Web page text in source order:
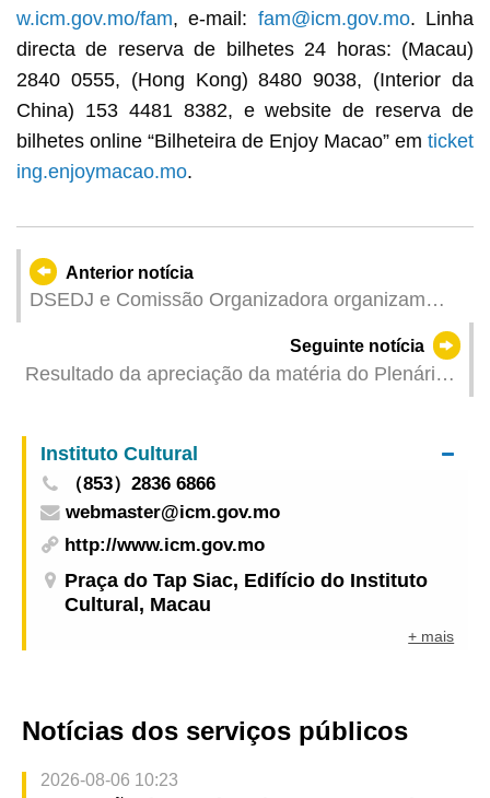
w.icm.gov.mo/fam, e-mail: fam@icm.gov.mo. Linha
directa de reserva de bilhetes 24 horas: (Macau)
2840 0555, (Hong Kong) 8480 9038, (Interior da
China) 153 4481 8382, e website de reserva de
bilhetes online “Bilheteira de Enjoy Macao” emticket
ing.enjoymacao.mo.
Anterior notícia
DSEDJ e Comissão Organizadora organizam
uma série de actividades comemorativas do Dia
da Juventude “4 de Maio” para promover o
espírito de amor pela Pátria e por Macau
Seguinte notícia
Resultado da apreciação da matéria do Plenário
Instituto Cultural
（853）2836 6866
webmaster@icm.gov.mo
http://www.icm.gov.mo
Praça do Tap Siac, Edifício do Instituto
Cultural, Macau
+ mais
Notícias dos serviços públicos
2026-08-06 10:23